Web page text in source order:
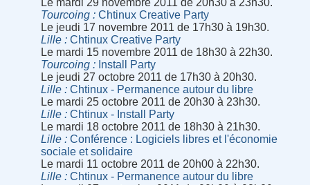
Le mardi 29 novembre 2011 de 20h30 à 23h30.
Tourcoing
Chtinux Creative Party
Le jeudi 17 novembre 2011 de 17h30 à 19h30.
Lille
Chtinux Creative Party
Le mardi 15 novembre 2011 de 18h30 à 22h30.
Tourcoing
Install Party
Le jeudi 27 octobre 2011 de 17h30 à 20h30.
Lille
Chtinux - Permanence autour du libre
Le mardi 25 octobre 2011 de 20h30 à 23h30.
Lille
Chtinux - Install Party
Le mardi 18 octobre 2011 de 18h30 à 21h30.
Lille
Conférence : Logiciels libres et l'économie
sociale et solidaire
Le mardi 11 octobre 2011 de 20h00 à 22h30.
Lille
Chtinux - Permanence autour du libre